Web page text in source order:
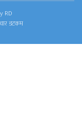
RD
डटकम